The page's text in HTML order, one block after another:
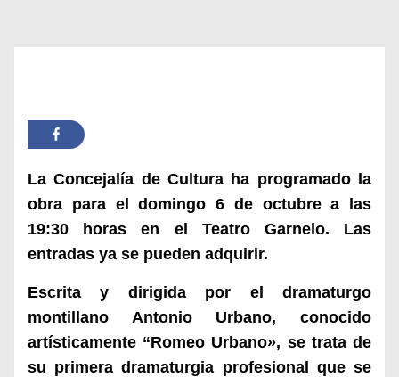
La Concejalía de Cultura ha programado la
obra para el domingo 6 de octubre a las
19:30 horas en el Teatro Garnelo. Las
entradas ya se pueden adquirir.
Escrita y dirigida por el dramaturgo
montillano Antonio Urbano, conocido
artísticamente “Romeo Urbano», se trata de
su primera dramaturgia profesional que se